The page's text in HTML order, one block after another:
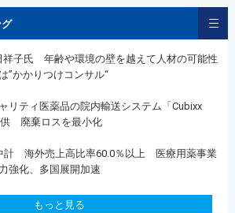
祥子氏 年齢や環境の壁を越えて人材の可能性
かかりつけコンサル“
リティ医薬品の院内輸送システム「Cubixx
供 廃棄ロスを最小化
計 海外売上高比率60.0％以上 医療用薬事業
強化、多国展開加速
もっと見る